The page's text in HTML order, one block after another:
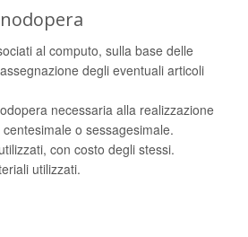
al computo, sulla base delle
degli eventuali articoli
necessaria alla realizzazione
o sessagesimale.
con costo degli stessi.
utilizzati.